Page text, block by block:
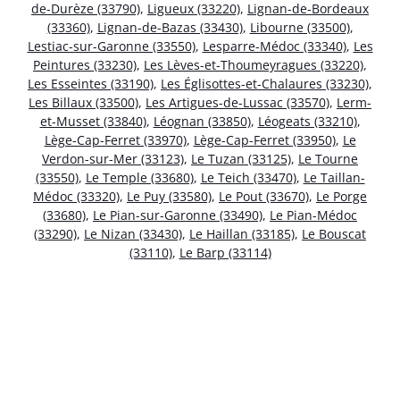
de-Durèze (33790), Ligueux (33220), Lignan-de-Bordeaux
(33360), Lignan-de-Bazas (33430), Libourne (33500),
Lestiac-sur-Garonne (33550), Lesparre-Médoc (33340), Les
Peintures (33230), Les Lèves-et-Thoumeyragues (33220),
Les Esseintes (33190), Les Églisottes-et-Chalaures (33230),
Les Billaux (33500), Les Artigues-de-Lussac (33570), Lerm-
et-Musset (33840), Léognan (33850), Léogeats (33210),
Lège-Cap-Ferret (33970), Lège-Cap-Ferret (33950), Le
Verdon-sur-Mer (33123), Le Tuzan (33125), Le Tourne
(33550), Le Temple (33680), Le Teich (33470), Le Taillan-
Médoc (33320), Le Puy (33580), Le Pout (33670), Le Porge
(33680), Le Pian-sur-Garonne (33490), Le Pian-Médoc
(33290), Le Nizan (33430), Le Haillan (33185), Le Bouscat
(33110), Le Barp (33114)